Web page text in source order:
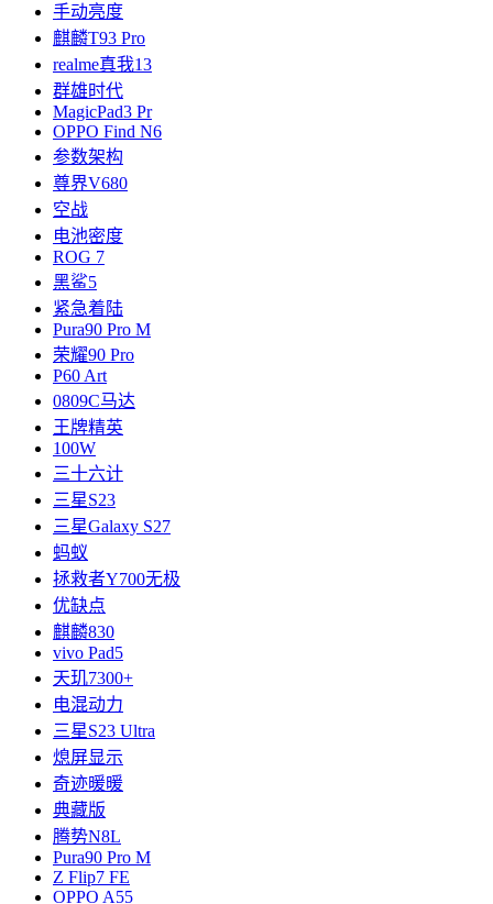
手动亮度
麒麟T93 Pro
realme真我13
群雄时代
MagicPad3 Pr
OPPO Find N6
参数架构
尊界V680
空战
电池密度
ROG 7
黑鲨5
紧急着陆
Pura90 Pro M
荣耀90 Pro
P60 Art
0809C马达
王牌精英
100W
三十六计
三星S23
三星Galaxy S27
蚂蚁
拯救者Y700无极
优缺点
麒麟830
vivo Pad5
天玑7300+
电混动力
三星S23 Ultra
熄屏显示
奇迹暖暖
典藏版
腾势N8L
Pura90 Pro M
Z Flip7 FE
OPPO A55